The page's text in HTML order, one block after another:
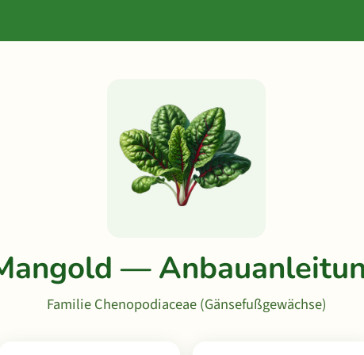
—
Familie Chenopodiaceae (Gänsefußgewächse)